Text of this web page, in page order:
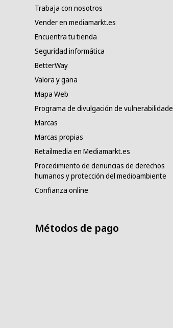
Trabaja con nosotros
Vender en mediamarkt.es
Encuentra tu tienda
Seguridad informática
BetterWay
Valora y gana
Mapa Web
Programa de divulgación de
Marcas
Marcas propias
Retailmedia en Mediamarkt.es
Procedimiento de denuncias de derechos
humanos y protección del medioambiente
Confianza online
Métodos de pago